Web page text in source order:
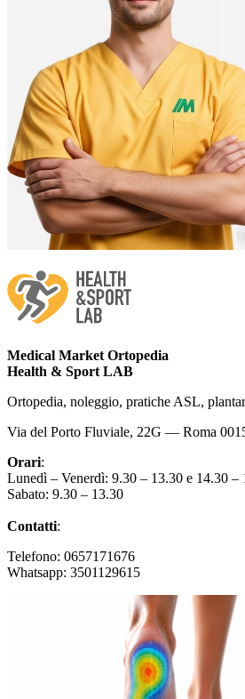
Medical Market Ortopedia
Health & Sport LAB
Ortopedia, noleggio, pratiche ASL,
Via del Porto Fluviale, 22G — Roma
Orari:
Lunedì – Venerdì: 9.30 – 13.30 e 14.30 –
Sabato: 9.30 – 13.30
Contatti:
Telefono: 0657171676
Whatsapp: 3501129615